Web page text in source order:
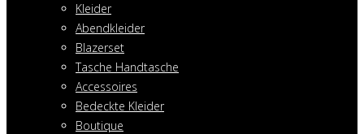
Kleider
Abendkleider
Blazerset
Tasche Handtasche
Accessoires
Bedeckte Kleider
Boutique